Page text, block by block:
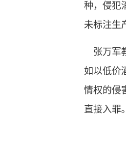
种，侵犯
未标注生
张万军
如以低价
情权的侵
直接入罪。